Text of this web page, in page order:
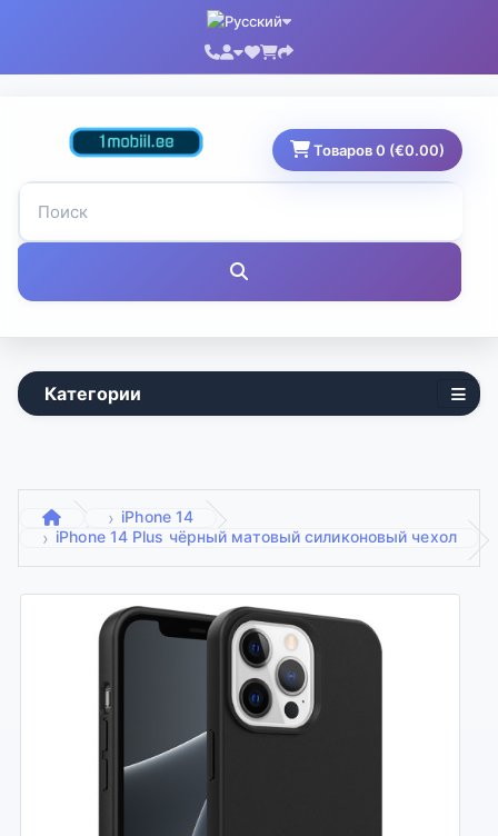
Товаров 0 (€0.00)
Категории
iPhone 14
iPhone 14 Plus чёрный матовый силиконовый чехол